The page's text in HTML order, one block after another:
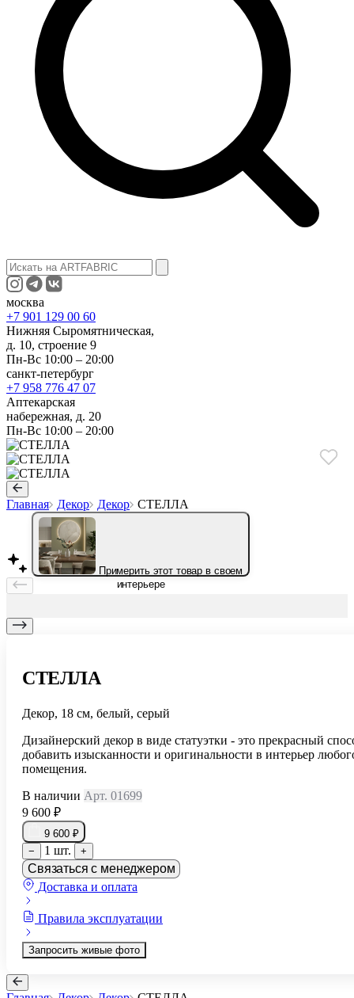
москва
+7 901 129 00 60
Нижняя Сыромятническая,
д. 10, строение 9
Пн-Вс 10:00 – 20:00
санкт-петербург
+7 958 776 47 07
Аптекарская
набережная, д. 20
Пн-Вс 10:00 – 20:00
Главная Декор Декор СТЕЛЛА
Примерить этот товар в своем
интерьере
СТЕЛЛА
Декор, 18 см, белый, серый
Дизайнерский декор в виде статуэтки - это прекрасный
добавить изысканности и оригинальности в интерьер
помещения.
В наличии Арт. 01699
9 600 ₽
9 600 ₽
−
1 шт. +
Связаться с менеджером
Доставка и оплата
Правила эксплуатации
Запросить живые фото